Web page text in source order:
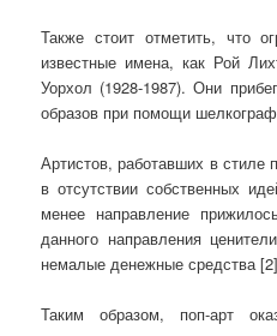
Также стоит отметить, что
известные имена, как Рой
Уорхол (1928-1987). Они
образов при помощи
Артистов, работавших в стиле
в отсутствии собственных
менее направление
данного направления
немалые денежные средства
Таким образом, поп-арт